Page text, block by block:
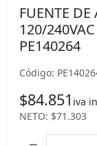
FUENTE
120/
PE140264
Código:
$84.851 iva
NETO: $71.303